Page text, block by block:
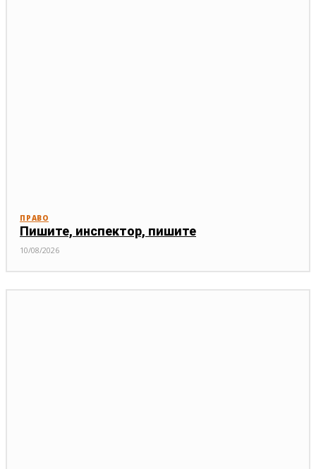
ПРАВО
Пишите, инспектор, пишите
10/08/2026